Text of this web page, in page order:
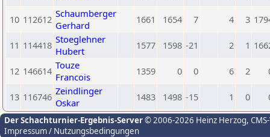
10 112612 Schaumberger
Gerhard
1661 1654 7 4 3
11 114418 Stoeglehner
Hubert
1577 1598 -21 2 1
12 146614 Touze
Francois
1359 0 0 6 2
13 116746 Zeindlinger
Oskar
1483 1498 -15 1 0
Der Schachturnier-Ergebnis-Server© 2006-2026 Heinz Herzog,
Impressum / Nutzungsbedingungen